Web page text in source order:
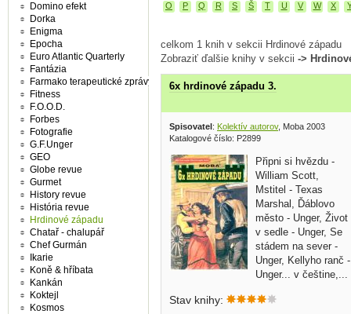
O
P Q R S Š T U V W X
celkom 1 knih v sekcii Hrdinové západu
Zobraziť ďalšie knihy v sekcii ->
6x hrdinové západu 3.
Spisovatel: Kolektív autorov, Moba 2003
Katalogové číslo: P2899
Připni si hvězdu -
William Scott,
Mstitel - Texas
Marshal, Ďáblovo
město - Unger, Život
v sedle - Unger, Se
stádem na sever -
Unger, Kellyho ranč -
Unger... v češtine,...
Stav knihy:
Domino efekt
Dorka
Enigma
Epocha
Euro Atlantic Quarterly
Fantázia
Farmako terapeutické zprávy
Fitness
F.O.O.D.
Forbes
Fotografie
G.F.Unger
GEO
Globe revue
Gurmet
History revue
História revue
Hrdinové západu
Chatař - chalupář
Chef Gurmán
Ikarie
Koně & hříbata
Kankán
Koktejl
Kosmos